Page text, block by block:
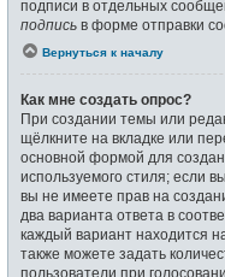
подписи в отдельных
подпись в форме отправки
Вернуться к началу
Как мне создать опрос?
При создании темы или
щёлкните на вкладке или
основной формой для
используемого стиля; если
вы не имеете прав на
два варианта ответа в
каждый вариант находится
также можете задать
пользователи при